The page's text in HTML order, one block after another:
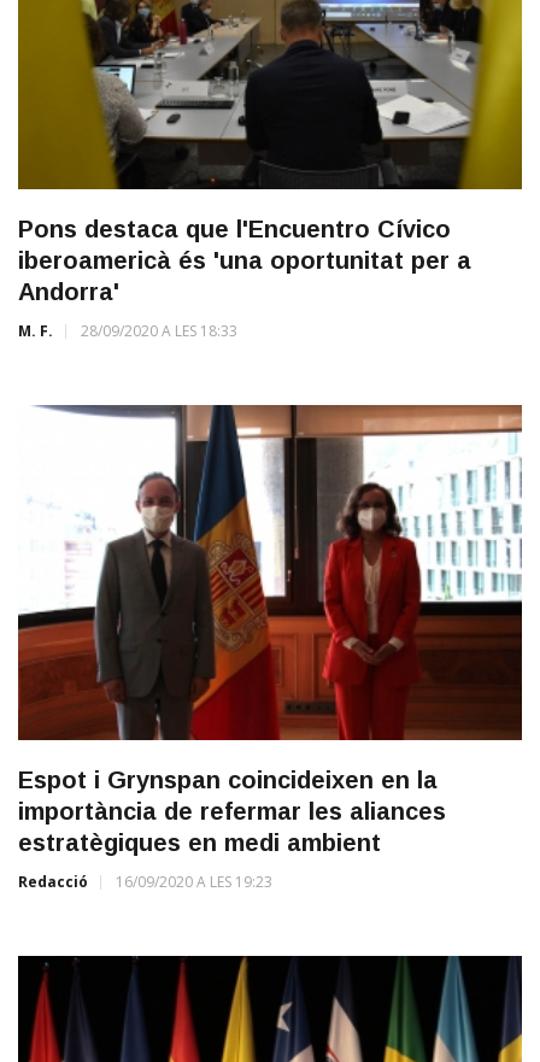
Pons destaca que l'Encuentro Cívico
iberoamericà és 'una oportunitat per a
Andorra'
M. F. 28/09/2020 A LES 18:33
Espot i Grynspan coincideixen en la
importància de refermar les aliances
estratègiques en medi ambient
Redacció 16/09/2020 A LES 19:23